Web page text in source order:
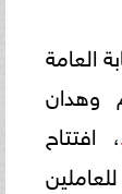
العامة
وهدان
، افتتاح